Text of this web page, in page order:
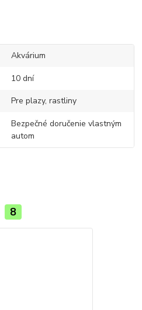
Akvárium
10 dní
Pre plazy, rastliny
Bezpečné doručenie vlastným
autom
8